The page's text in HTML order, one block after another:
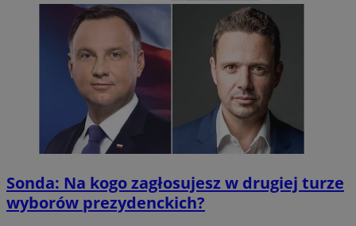
Sonda: Na kogo zagłosujesz w drugiej turze
wyborów prezydenckich?